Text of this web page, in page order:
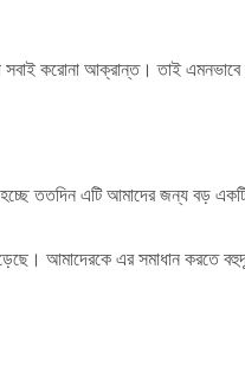
সবাই করোনা আক্রান্ত। তাই
ততদিন এটি আমাদের জন্য বড়
আমাদেরকে এর সমাধান করতে